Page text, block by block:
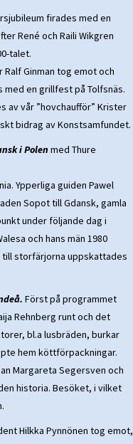
firades med en
René och Raili Wikgren
talet.
Ginman tog emot och
en grillfest på Tolfsnäs.
av vår ”hovchaufför” Krister
bidrag av Konstsamfundet.
i Polenmed Thure
Ypperliga guiden Pawel
Sopot till Gdansk, gamla
under följande dag i
och hans män 1980
storfärjorna uppskattades
Först på programmet
Rehnberg runt och det
bl.a lusbräden, burkar
hem köttförpackningar.
Margareta Segersven och
historia. Besöket, i vilket
Hilkka Pynnönen tog emot,